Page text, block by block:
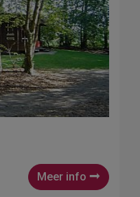
Meer info